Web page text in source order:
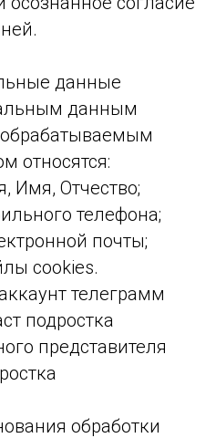
данные
данным
относятся:
Имя, Отчество;
телефона;
почты;
cookies.
телеграмм
подростка
представителя
обработки